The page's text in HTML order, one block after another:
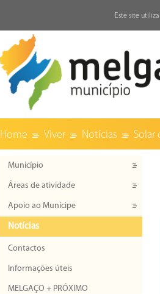
Home Viver Notícias Solar
Município
Áreas de atividade
Apoio ao Munícipe
Notícias
Contactos
Informações úteis
MELGAÇO + PRÓXIMO
Este site